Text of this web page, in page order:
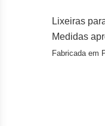
Lixeiras
Medidas
Fabricada em